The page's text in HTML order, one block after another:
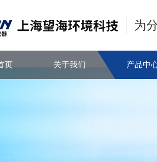
为
页 关于我们 产品中